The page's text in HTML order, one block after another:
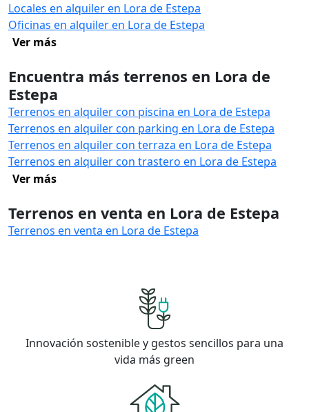
Locales en alquiler en Lora de Estepa
Oficinas en alquiler en Lora de Estepa
Ver más
Encuentra más terrenos en Lora de
Estepa
Terrenos en alquiler con piscina en Lora de Estepa
Terrenos en alquiler con parking en Lora de Estepa
Terrenos en alquiler con terraza en Lora de Estepa
Terrenos en alquiler con trastero en Lora de Estepa
Ver más
Terrenos en venta en Lora de Estepa
Terrenos en venta en Lora de Estepa
Innovación sostenible y gestos sencillos para una
vida más green